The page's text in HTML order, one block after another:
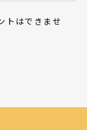
トはできませ